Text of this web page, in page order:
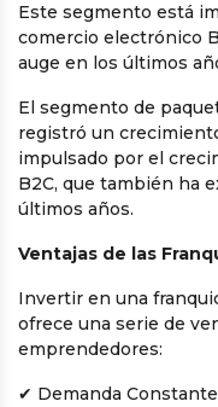
Este segmento está
comercio electrónico
auge en los últimos
El segmento de
registró un
impulsado por el
B2C, que también ha
últimos años.
Ventajas de las
Invertir en una
ofrece una serie de
emprendedores:
✔ Demanda